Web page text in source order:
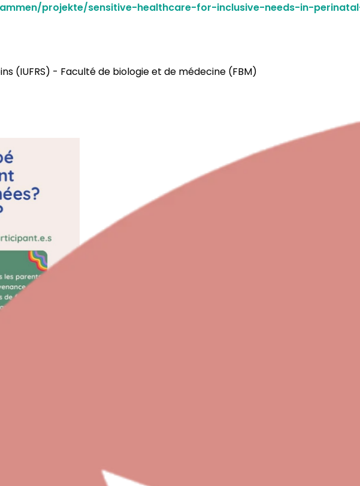
projekte/sensitive-healthcare-for-inclusive-needs-in-
(IUFRS) - Faculté de biologie et de médecine (FBM)